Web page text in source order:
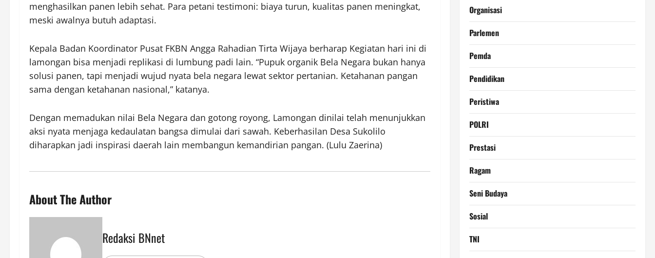
menghasilkan panen lebih sehat. Para petani testimoni: biaya turun, kualitas panen meningkat,
meski awalnya butuh adaptasi.
Kepala Badan Koordinator Pusat FKBN Angga Rahadian Tirta Wijaya berharap Kegiatan hari ini di
lamongan bisa menjadi replikasi di lumbung padi lain. “Pupuk organik Bela Negara bukan hanya
solusi panen, tapi menjadi wujud nyata bela negara lewat sektor pertanian. Ketahanan pangan
sama dengan ketahanan nasional,” katanya.
Dengan memadukan nilai Bela Negara dan gotong royong, Lamongan dinilai telah menunjukkan
aksi nyata menjaga kedaulatan bangsa dimulai dari sawah. Keberhasilan Desa Sukolilo
diharapkan jadi inspirasi daerah lain membangun kemandirian pangan. (Lulu Zaerina)
About The Author
Redaksi BNnet
Organisasi
Parlemen
Pemda
Pendidikan
Peristiwa
POLRI
Prestasi
Ragam
Seni Budaya
Sosial
TNI